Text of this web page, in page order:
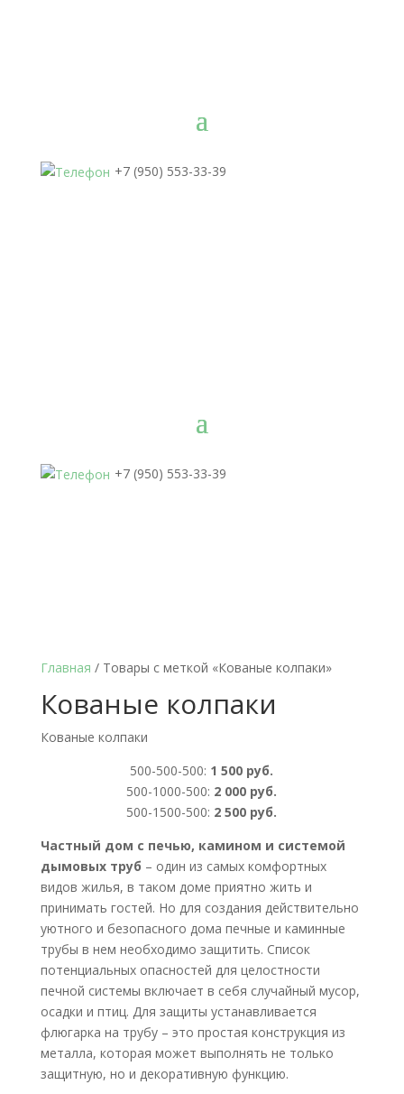
+7 (950) 553-33-39
+7 (950) 553-33-39
Главная / Товары с меткой «Кованые колпаки»
Кованые колпаки
Кованые колпаки
500-500-500: 1 500 руб.
500-1000-500: 2 000 руб.
500-1500-500: 2 500 руб.
Частный дом с печью, камином и системой
дымовых труб – один из самых комфортных
видов жилья, в таком доме приятно жить и
принимать гостей. Но для создания действительно
уютного и безопасного дома печные и каминные
трубы в нем необходимо защитить. Список
потенциальных опасностей для целостности
печной системы включает в себя случайный мусор,
осадки и птиц. Для защиты устанавливается
флюгарка на трубу – это простая конструкция из
металла, которая может выполнять не только
защитную, но и декоративную функцию.